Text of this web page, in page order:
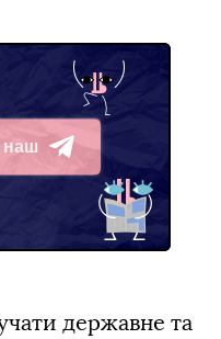
наш
державне та